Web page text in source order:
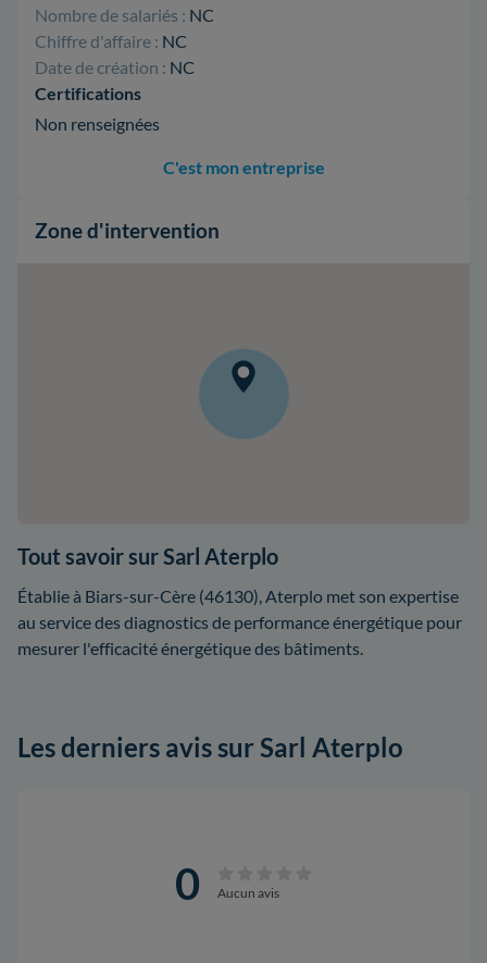
Nombre de salariés : NC
Chiffre d'affaire : NC
Date de création : NC
Certifications
Non renseignées
C'est mon entreprise
Zone d'intervention
Tout savoir sur Sarl Aterplo
Établie à Biars-sur-Cère (46130), Aterplo met son expertise
au service des diagnostics de performance énergétique pour
mesurer l'efficacité énergétique des bâtiments.
Les derniers avis sur Sarl Aterplo
0 Aucun avis